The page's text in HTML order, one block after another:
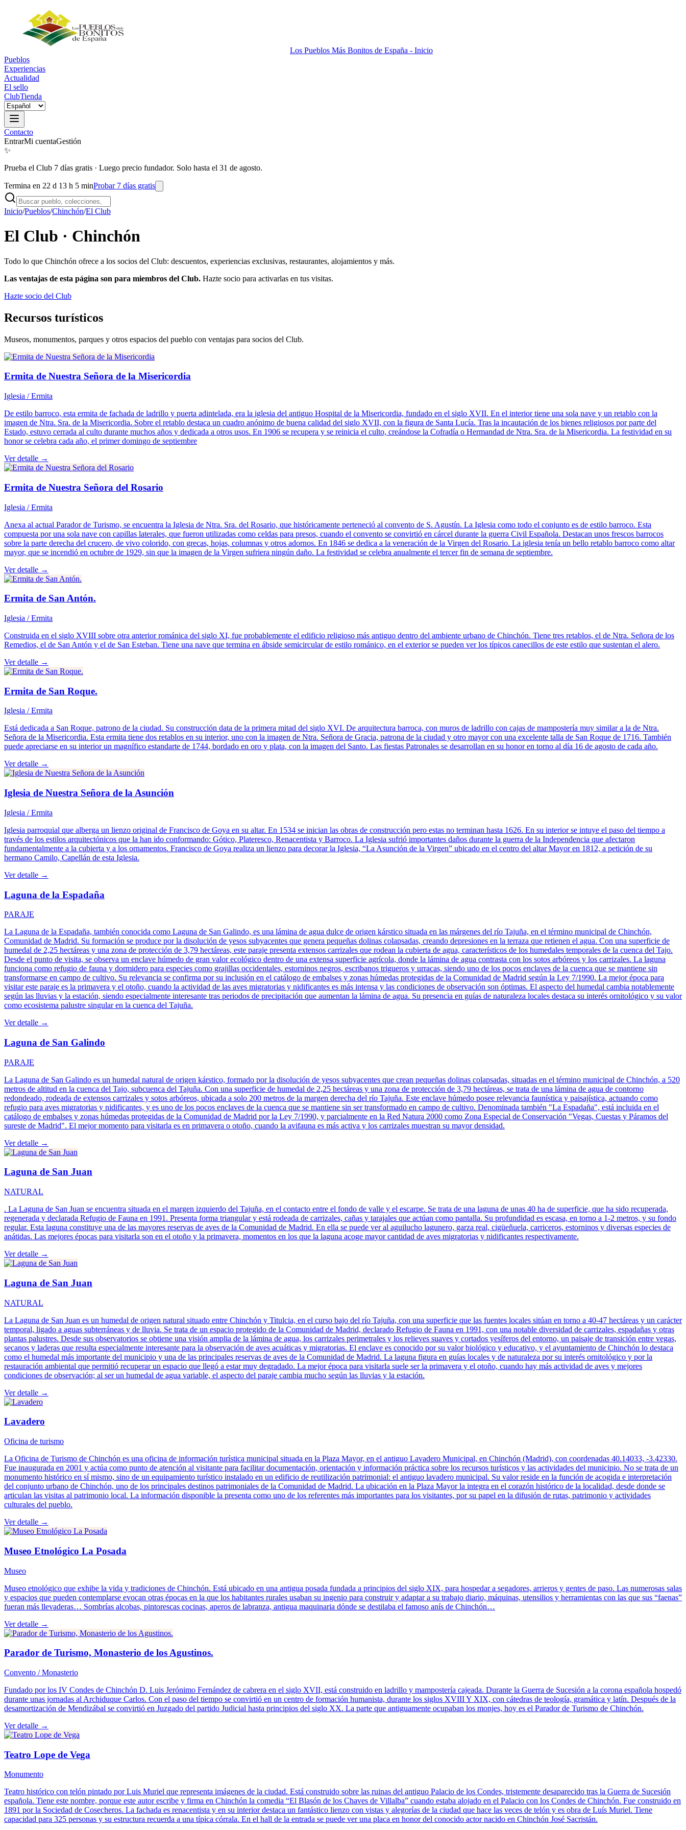
Los Pueblos Más Bonitos de España - Inicio
Pueblos
Experiencias
Actualidad
El sello
ClubTienda
Contacto
EntrarMi cuentaGestión
✨
Prueba el Club 7 días gratis · Luego precio fundador. Solo hasta el 31 de agosto.
Termina en 22 d 13 h 5 minProbar 7 días gratis
Inicio/Pueblos/Chinchón/El Club
El Club · Chinchón
Todo lo que Chinchón ofrece a los socios del Club: descuentos, experiencias exclusivas, restaurantes, alojamientos y más.
Las ventajas de esta página son para miembros del Club. Hazte socio para activarlas en tus visitas.
Hazte socio del Club
Recursos turísticos
Museos, monumentos, parques y otros espacios del pueblo con ventajas para socios del Club.
Ermita de Nuestra Señora de la Misericordia
Iglesia / Ermita
De estilo barroco, esta ermita de fachada de ladrillo y puerta adintelada, era la iglesia del antiguo Hospital de la Misericordia, fundado en el siglo XVII. En el interior tiene una sola nave y un retablo con la
imagen de Ntra. Sra. de la Misericordia. Sobre el retablo destaca un cuadro anónimo de buena calidad del siglo XVII, con la figura de Santa Lucía. Tras la incautación de los bienes religiosos por parte del
Estado, estuvo cerrada al culto durante muchos años y dedicada a otros usos. En 1906 se recupera y se reinicia el culto, creándose la Cofradía o Hermandad de Ntra. Sra. de la Misericordia. La festividad en su
honor se celebra cada año, el primer domingo de septiembre
Ver detalle →
Ermita de Nuestra Señora del Rosario
Iglesia / Ermita
Anexa al actual Parador de Turismo, se encuentra la Iglesia de Ntra. Sra. del Rosario, que históricamente perteneció al convento de S. Agustín. La Iglesia como todo el conjunto es de estilo barroco. Esta
compuesta por una sola nave con capillas laterales, que fueron utilizadas como celdas para presos, cuando el convento se convirtió en cárcel durante la guerra Civil Española. Destacan unos frescos barrocos
sobre la parte derecha del crucero, de vivo colorido, con grecas, hojas, columnas y otros adornos. En 1846 se dedica a la veneración de la Virgen del Rosario. La iglesia tenía un bello retablo barroco como altar
mayor, que se incendió en octubre de 1929, sin que la imagen de la Virgen sufriera ningún daño. La festividad se celebra anualmente el tercer fin de semana de septiembre.
Ver detalle →
Ermita de San Antón.
Iglesia / Ermita
Construida en el siglo XVIII sobre otra anterior románica del siglo XI, fue probablemente el edificio religioso más antiguo dentro del ambiente urbano de Chinchón. Tiene tres retablos, el de Ntra. Señora de los
Remedios, el de San Antón y el de San Esteban. Tiene una nave que termina en ábside semicircular de estilo románico, en el exterior se pueden ver los típicos canecillos de este estilo que sustentan el alero.
Ver detalle →
Ermita de San Roque.
Iglesia / Ermita
Está dedicada a San Roque, patrono de la ciudad. Su construcción data de la primera mitad del siglo XVI. De arquitectura barroca, con muros de ladrillo con cajas de mampostería muy similar a la de Ntra.
Señora de la Misericordia. Esta ermita tiene dos retablos en su interior, uno con la imagen de Ntra. Señora de Gracia, patrona de la ciudad y otro mayor con una excelente talla de San Roque de 1716. También
puede apreciarse en su interior un magnífico estandarte de 1744, bordado en oro y plata, con la imagen del Santo. Las fiestas Patronales se desarrollan en su honor en torno al día 16 de agosto de cada año.
Ver detalle →
Iglesia de Nuestra Señora de la Asunción
Iglesia / Ermita
Iglesia parroquial que alberga un lienzo original de Francisco de Goya en su altar. En 1534 se inician las obras de construcción pero estas no terminan hasta 1626. En su interior se intuye el paso del tiempo a
través de los estilos arquitectónicos que la han ido conformando: Gótico, Plateresco, Renacentista y Barroco. La Iglesia sufrió importantes daños durante la guerra de la Independencia que afectaron
fundamentalmente a la cubierta y a los ornamentos. Francisco de Goya realiza un lienzo para decorar la Iglesia, “La Asunción de la Virgen” ubicado en el centro del altar Mayor en 1812, a petición de su
hermano Camilo, Capellán de esta Iglesia.
Ver detalle →
Laguna de la Espadaña
PARAJE
La Laguna de la Espadaña, también conocida como Laguna de San Galindo, es una lámina de agua dulce de origen kárstico situada en las márgenes del río Tajuña, en el término municipal de Chinchón,
Comunidad de Madrid. Su formación se produce por la disolución de yesos subyacentes que genera pequeñas dolinas colapsadas, creando depresiones en la terraza que retienen el agua. Con una superficie de
humedal de 2,25 hectáreas y una zona de protección de 3,79 hectáreas, este paraje presenta extensos carrizales que rodean la cubierta de agua, característicos de los humedales temporales de la cuenca del Tajo.
Desde el punto de visita, se observa un enclave húmedo de gran valor ecológico dentro de una extensa superficie agrícola, donde la lámina de agua contrasta con los sotos arbóreos y los carrizales. La laguna
funciona como refugio de fauna y dormidero para especies como grajillas occidentales, estorninos negros, escribanos trigueros y urracas, siendo uno de los pocos enclaves de la cuenca que se mantiene sin
transformarse en campo de cultivo. Su relevancia se confirma por su inclusión en el catálogo de embalses y zonas húmedas protegidas de la Comunidad de Madrid según la Ley 7/1990. La mejor época para
visitar este paraje es la primavera y el otoño, cuando la actividad de las aves migratorias y nidificantes es más intensa y las condiciones de observación son óptimas. El aspecto del humedal cambia notablemente
según las lluvias y la estación, siendo especialmente interesante tras periodos de precipitación que aumentan la lámina de agua. Su presencia en guías de naturaleza locales destaca su interés ornitológico y su valor
como ecosistema palustre singular en la cuenca del Tajuña.
Ver detalle →
Laguna de San Galindo
PARAJE
La Laguna de San Galindo es un humedal natural de origen kárstico, formado por la disolución de yesos subyacentes que crean pequeñas dolinas colapsadas, situadas en el término municipal de Chinchón, a 520
metros de altitud en la cuenca del Tajo, subcuenca del Tajuña. Con una superficie de humedal de 2,25 hectáreas y una zona de protección de 3,79 hectáreas, se trata de una lámina de agua de contorno
redondeado, rodeada de extensos carrizales y sotos arbóreos, ubicada a solo 200 metros de la margen derecha del río Tajuña. Este enclave húmedo posee relevancia faunística y paisajística, actuando como
refugio para aves migratorias y nidificantes, y es uno de los pocos enclaves de la cuenca que se mantiene sin ser transformado en campo de cultivo. Denominada también "La Espadaña", está incluida en el
catálogo de embalses y zonas húmedas protegidas de la Comunidad de Madrid por la Ley 7/1990, y parcialmente en la Red Natura 2000 como Zona Especial de Conservación "Vegas, Cuestas y Páramos del
sureste de Madrid". El mejor momento para visitarla es en primavera o otoño, cuando la avifauna es más activa y los carrizales muestran su mayor densidad.
Ver detalle →
Laguna de San Juan
NATURAL
. La Laguna de San Juan se encuentra situada en el margen izquierdo del Tajuña, en el contacto entre el fondo de valle y el escarpe. Se trata de una laguna de unas 40 ha de superficie, que ha sido recuperada,
regenerada y declarada Refugio de Fauna en 1991. Presenta forma triangular y está rodeada de carrizales, cañas y tarajales que actúan como pantalla. Su profundidad es escasa, en torno a 1-2 metros, y su fondo
regular. Esta laguna constituye una de las mayores reservas de aves de la Comunidad de Madrid. En ella se puede ver al aguilucho lagunero, garza real, cigüeñuela, carriceros, estorninos y diversas especies de
anátidas. Las mejores épocas para visitarla son en el otoño y la primavera, momentos en los que la laguna acoge mayor cantidad de aves migratorias y nidificantes respectivamente.
Ver detalle →
Laguna de San Juan
NATURAL
La Laguna de San Juan es un humedal de origen natural situado entre Chinchón y Titulcia, en el curso bajo del río Tajuña, con una superficie que las fuentes locales sitúan en torno a 40-47 hectáreas y un carácter
temporal, ligado a aguas subterráneas y de lluvia. Se trata de un espacio protegido de la Comunidad de Madrid, declarado Refugio de Fauna en 1991, con una notable diversidad de carrizales, espadañas y otras
plantas palustres. Desde sus observatorios se obtiene una visión amplia de la lámina de agua, los carrizales perimetrales y los relieves suaves y cortados yesíferos del entorno, un paisaje de transición entre vegas,
secanos y laderas que resulta especialmente interesante para la observación de aves acuáticas y migratorias. El enclave es conocido por su valor biológico y educativo, y el ayuntamiento de Chinchón lo destaca
como el humedal más importante del municipio y una de las principales reservas de aves de la Comunidad de Madrid. La laguna figura en guías locales y de naturaleza por su interés ornitológico y por la
restauración ambiental que permitió recuperar un espacio que llegó a estar muy degradado. La mejor época para visitarla suele ser la primavera y el otoño, cuando hay más actividad de aves y mejores
condiciones de observación; al ser un humedal de agua variable, el aspecto del paraje cambia mucho según las lluvias y la estación.
Ver detalle →
Lavadero
Oficina de turismo
La Oficina de Turismo de Chinchón es una oficina de información turística municipal situada en la Plaza Mayor, en el antiguo Lavadero Municipal, en Chinchón (Madrid), con coordenadas 40.14033, -3.42330.
Fue inaugurada en 2001 y actúa como punto de atención al visitante para facilitar documentación, orientación y información práctica sobre los recursos turísticos y las actividades del municipio. No se trata de un
monumento histórico en sí mismo, sino de un equipamiento turístico instalado en un edificio de reutilización patrimonial: el antiguo lavadero municipal. Su valor reside en la función de acogida e interpretación
del conjunto urbano de Chinchón, uno de los principales destinos patrimoniales de la Comunidad de Madrid. La ubicación en la Plaza Mayor la integra en el corazón histórico de la localidad, desde donde se
articulan las visitas al patrimonio local. La información disponible la presenta como uno de los referentes más importantes para los visitantes, por su papel en la difusión de rutas, patrimonio y actividades
culturales del pueblo.
Ver detalle →
Museo Etnológico La Posada
Museo
Museo etnológico que exhibe la vida y tradiciones de Chinchón. Está ubicado en una antigua posada fundada a principios del siglo XIX, para hospedar a segadores, arrieros y gentes de paso. Las numerosas salas
y espacios que pueden contemplarse evocan otras épocas en la que los habitantes rurales usaban su ingenio para construir y adaptar a su trabajo diario, máquinas, utensilios y herramientas con las que sus “faenas”
fueran más llevaderas… Sombrías alcobas, pintorescas cocinas, aperos de labranza, antigua maquinaria dónde se destilaba el famoso anís de Chinchón…
Ver detalle →
Parador de Turismo, Monasterio de los Agustinos.
Convento / Monasterio
Fundado por los IV Condes de Chinchón D. Luis Jerónimo Fernández de cabrera en el siglo XVII, está construido en ladrillo y mampostería cajeada. Durante la Guerra de Sucesión a la corona española hospedó
durante unas jornadas al Archiduque Carlos. Con el paso del tiempo se convirtió en un centro de formación humanista, durante los siglos XVIII Y XIX, con cátedras de teología, gramática y latín. Después de la
desamortización de Mendizábal se convirtió en Juzgado del partido Judicial hasta principios del siglo XX. La parte que antiguamente ocupaban los monjes, hoy es el Parador de Turismo de Chinchón.
Ver detalle →
Teatro Lope de Vega
Monumento
Teatro histórico con telón pintado por Luis Muriel que representa imágenes de la ciudad. Está construido sobre las ruinas del antiguo Palacio de los Condes, tristemente desaparecido tras la Guerra de Sucesión
española. Tiene este nombre, porque este autor escribe y firma en Chinchón la comedia “El Blasón de los Chaves de Villalba” cuando estaba alojado en el Palacio con los Condes de Chinchón. Fue construido en
1891 por la Sociedad de Cosecheros. La fachada es renacentista y en su interior destaca un fantástico lienzo con vistas y alegorías de la ciudad que hace las veces de telón y es obra de Luís Muriel. Tiene
capacidad para 325 personas y su estructura recuerda a una típica córrala. En el hall de la entrada se puede ver una placa en honor del conocido actor nacido en Chinchón José Sacristán.